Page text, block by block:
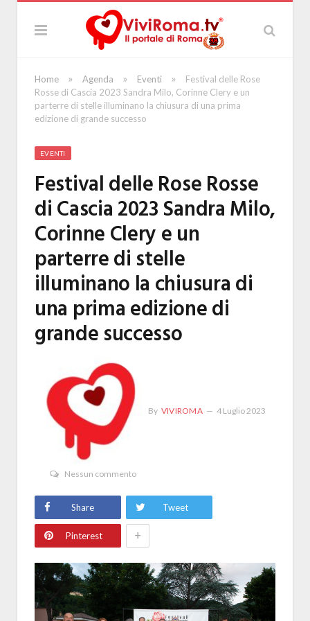
Home » Agenda » Eventi »
Festival delle Rose
Rosse di Cascia 2023 Sandra Milo, Corinne Clery e un
parterre di stelle illuminano la chiusura di una prima
edizione di grande successo
EVENTI
Festival delle Rose Rosse
di Cascia 2023 Sandra Milo,
Corinne Clery e un
parterre di stelle
illuminano la chiusura di
una prima edizione di
grande successo
By VIVIROMA 4 Luglio 2023
Nessun commento
Share Tweet
Pinterest +